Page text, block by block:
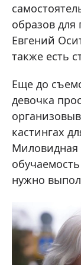
образов
Евгений
также есть
Еще до
девочка
кастингах
Миловидная
нужно